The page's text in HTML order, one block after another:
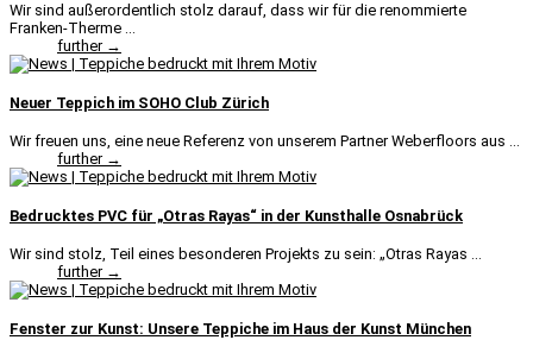
Wir sind außerordentlich stolz darauf, dass wir für die renommierte
Franken-Therme ...
further →
Neuer Teppich im SOHO Club Zürich
Wir freuen uns, eine neue Referenz von unserem Partner Weberfloors aus ...
further →
Bedrucktes PVC für „Otras Rayas“ in der Kunsthalle Osnabrück
Wir sind stolz, Teil eines besonderen Projekts zu sein: „Otras Rayas ...
further →
Fenster zur Kunst: Unsere Teppiche im Haus der Kunst München